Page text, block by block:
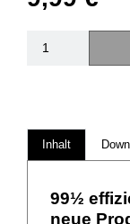
Inhalt
99½
neue